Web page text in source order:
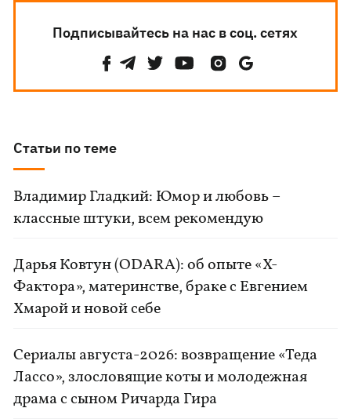
Подписывайтесь на нас в соц. сетях
Статьи по теме
Владимир Гладкий: Юмор и любовь –
классные штуки, всем рекомендую
Дарья Ковтун (ODARA): об опыте «Х-
Фактора», материнстве, браке с Евгением
Хмарой и новой себе
Сериалы августа-2026: возвращение «Теда
Лассо», злословящие коты и молодежная
драма с сыном Ричарда Гира